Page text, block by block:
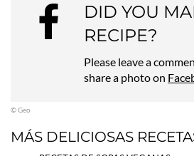
DID YOU
RECIPE?
Please leave a
share a photo on
© Geo
MÁS DELICIOSAS